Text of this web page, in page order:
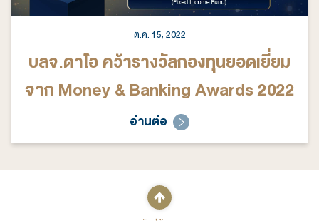
ต.ค. 15, 2022
บลจ.ดาโอ คว้ารางวัลกองทุนยอดเยี่ยม
จาก Money & Banking Awards 2022
อ่านต่อ